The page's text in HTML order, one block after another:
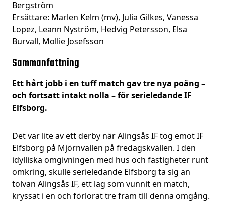
Bergström
Ersättare: Marlen Kelm (mv), Julia Gilkes, Vanessa
Lopez, Leann Nyström, Hedvig Petersson, Elsa
Burvall, Mollie Josefsson
Sammanfattning
Ett hårt jobb i en tuff match gav tre nya poäng –
och fortsatt intakt nolla – för serieledande IF
Elfsborg.
Det var lite av ett derby när Alingsås IF tog emot IF
Elfsborg på Mjörnvallen på fredagskvällen. I den
idylliska omgivningen med hus och fastigheter runt
omkring, skulle serieledande Elfsborg ta sig an
tolvan Alingsås IF, ett lag som vunnit en match,
kryssat i en och förlorat tre fram till denna omgång.